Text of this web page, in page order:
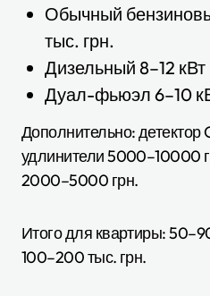
Обычный
тыс. грн.
Дизельный 8–12
Дуал-фьюэл 6–10
Дополнительно: детектор
удлинители 5000–10000
2000–5000 грн.
Итого для квартиры:
100–200 тыс. грн.